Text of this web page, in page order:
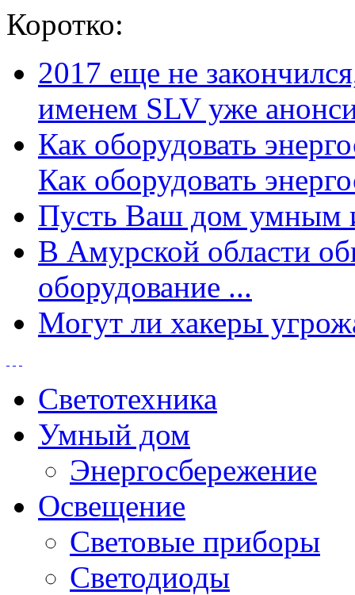
Коротко:
2017 еще не
именем SLV уже
Как оборудовать
Как оборудовать
Пусть Ваш дом умным
В Амурской области
оборудование ...
Могут ли хакеры
Светотехника
Умный дом
Энергосбережение
Освещение
Световые приборы
Светодиоды